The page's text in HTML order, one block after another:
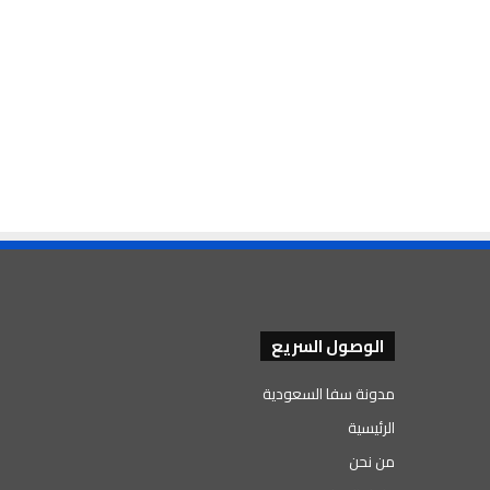
الوصول السريع
مدونة سفا السعودية
الرئيسية
من نحن